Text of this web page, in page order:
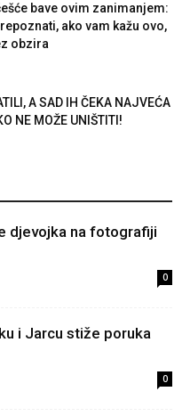
bave ovim zanimanjem:
ako vam kažu ovo,
obzira
A SAD IH ČEKA NAJVEĆA
NE MOŽE UNIŠTITI!
djevojka na fotografiji
0
i Jarcu stiže poruka
0